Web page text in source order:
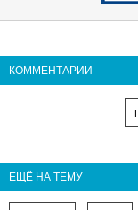
КОММЕНТАРИИ
ЕЩЁ НА ТЕМУ